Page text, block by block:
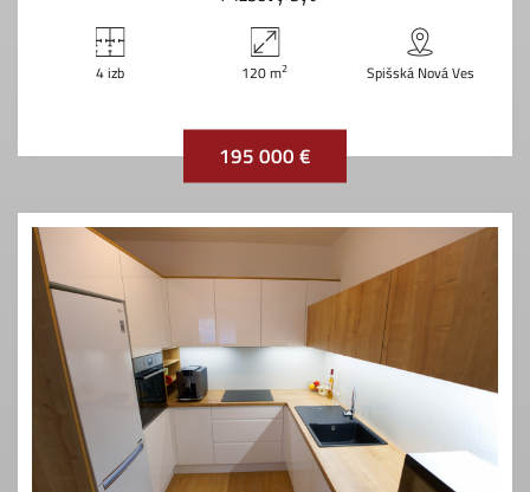
4 izb 120 m2 Spišská Nová Ves
195 000 €